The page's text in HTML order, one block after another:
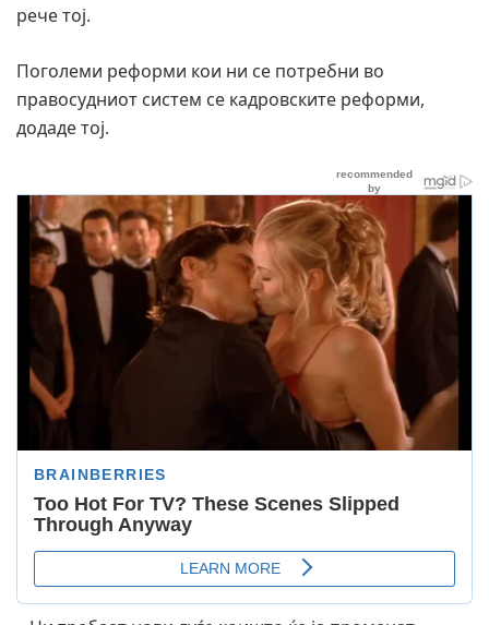
рече тој.
Поголеми реформи кои ни се потребни во
правосудниот систем се кадровските реформи,
додаде тој.